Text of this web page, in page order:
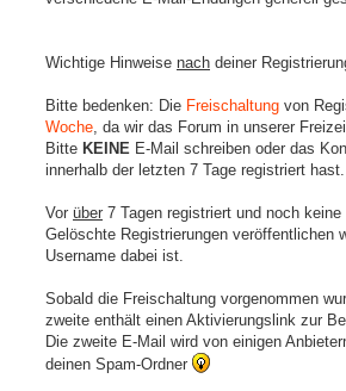
Wichtige Hinweise nach deiner
Bitte bedenken: Die Freischaltung von
Woche , da wir das Forum in unserer
Bitte KEINE E-Mail schreiben oder das
innerhalb der letzten 7 Tage registriert hast.
Vor über 7 Tagen registriert und noch
Gelöschte Registrierungen veröffentlichen
Username dabei ist.
Sobald die Freischaltung vorgenommen
zweite enthält einen Aktivierungslink zur
Die zweite E-Mail wird von einigen
deinen Spam-Ordner